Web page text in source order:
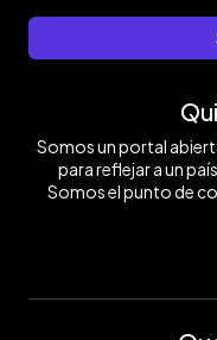
Somos un portal
para reflejar a un
Somos el punto de